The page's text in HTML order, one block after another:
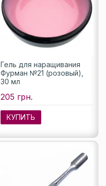
Гель для наращивания
Фурман №21 (розовый),
30 мл
205 грн.
КУПИТЬ